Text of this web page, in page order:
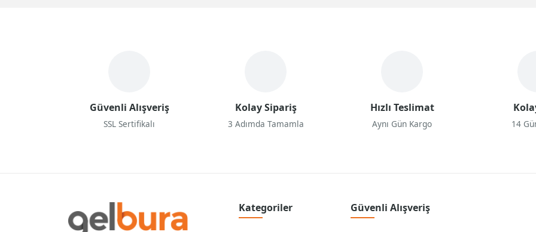
Güvenli Alışveriş
SSL Sertifikalı
Kolay Sipariş
3 Adımda Tamamla
Hızlı Teslimat
Aynı Gün Kargo 14
Kategoriler Güvenli Alışveriş